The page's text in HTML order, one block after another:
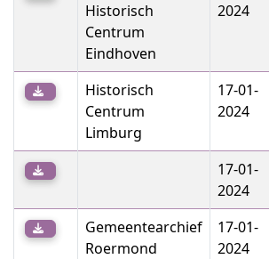
Historisch
Centrum
Eindhoven
2024
Historisch
Centrum
Limburg
17-01-
2024
17-01-
2024
Gemeentearchief
Roermond
17-01-
2024